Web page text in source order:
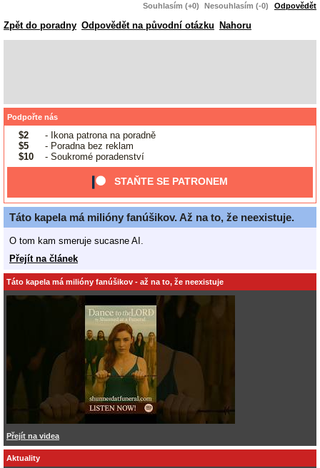
Souhlasím (+0)
Nesouhlasím (-0) Odpovědět
Zpět do poradny Odpovědět na původní otázku Nahoru
Podpořte nás
$2
- Ikona patrona na poradně
$5
- Poradna bez reklam
$10
- Soukromé poradenství
STAŇTE SE PATRONEM
Táto kapela má milióny fanúšikov. Až na to, že neexistuje.
O tom kam smeruje sucasne AI.
Přejít na článek
Táto kapela má milióny fanúšikov - až na to, že neexistuje
Přejít na videa
Aktuality